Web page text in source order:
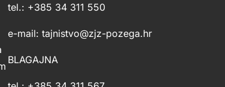
tel.: +385 34 311 550
e-mail: tajnistvo@zjz-pozega.hr
BLAGAJNA